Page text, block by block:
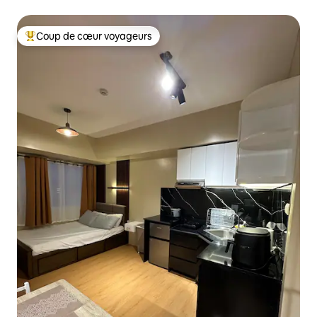
Coups de cœur voyageurs les plus appréciés
Coup de cœur voyageurs